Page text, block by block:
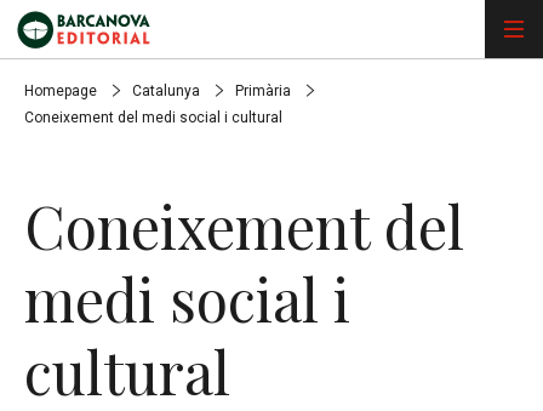
Homepage Catalunya
Primària
Coneixement del medi social i cultural
Coneixement del
medi social i
cultural